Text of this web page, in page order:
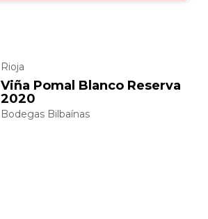
Rioja
Viña Pomal Blanco Reserva
2020
Bodegas Bilbaínas